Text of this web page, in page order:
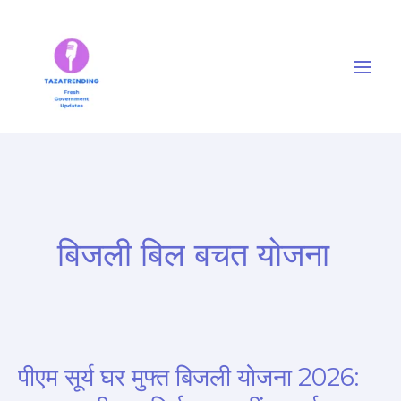
बिजली बिल बचत योजना
पीएम सूर्य घर मुफ्त बिजली योजना 2026:
पीएम